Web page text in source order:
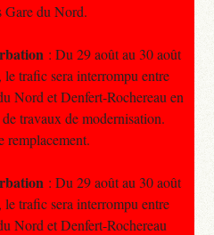
Gare du Nord.
: Du 29 août au 30 août
le trafic sera interrompu entre
Nord et Denfert-Rochereau en
travaux de modernisation.
remplacement.
: Du 29 août au 30 août
le trafic sera interrompu entre
Nord et Denfert-Rochereau